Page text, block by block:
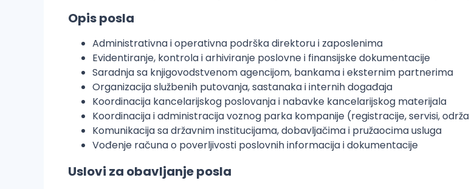
Opis posla
Administrativna i operativna podrška direktoru i zaposlenima
Evidentiranje, kontrola i arhiviranje poslovne i finansijske dokumentacije
Saradnja sa knjigovodstvenom agencijom, bankama i eksternim partnerima
Organizacija službenih putovanja, sastanaka i internih događaja
Koordinacija kancelarijskog poslovanja i nabavke kancelarijskog materijala
Koordinacija i administracija voznog parka kompanije (registracije, servisi,
Komunikacija sa državnim institucijama, dobavljačima i pružaocima usluga
Vođenje računa o poverljivosti poslovnih informacija i dokumentacije
Uslovi za obavljanje posla